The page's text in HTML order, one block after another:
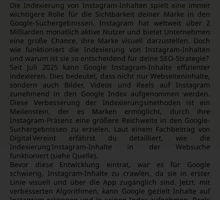
Die Indexierung von Instagram-Inhalten spielt eine immer
wichtigere Rolle für die Sichtbarkeit deiner Marke in den
Google-Suchergebnissen. Instagram hat weltweit über 2
Milliarden monatlich aktive Nutzer und bietet Unternehmen
eine große Chance, ihre Marke visuell darzustellen. Doch
wie funktioniert die Indexierung von Instagram-Inhalten
und warum ist sie so entscheidend für deine SEO-Strategie?
Seit Juli 2025 kann Google Instagram-Inhalte effizienter
indexieren. Dies bedeutet, dass nicht nur Webseiteninhalte,
sondern auch Bilder, Videos und Reels auf Instagram
zunehmend in den Google Index aufgenommen werden.
Diese Verbesserung der Indexierungsmethoden ist ein
Meilenstein, der es Marken ermöglicht, durch ihre
Instagram-Präsenz eine größere Reichweite in den Google-
Suchergebnissen zu erzielen. Laut einem Fachbeitrag von
Digital Vereint erfährst du detailliert, wie die
Indexierung Instagram‑Inhalte in der Websuche
funktioniert (siehe Quelle).
Bevor diese Entwicklung eintrat, war es für Google
schwierig, Instagram-Inhalte zu crawlen, da sie in erster
Linie visuell und über die App zugänglich sind. Jetzt, mit
verbesserten Algorithmen, kann Google gezielt Inhalte auf